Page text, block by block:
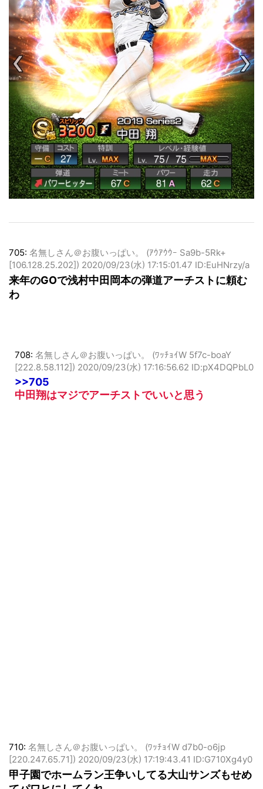
705:名無しさん＠お腹いっぱい。 (ｱｳｱｳｳｰ Sa9b-5Rk+
[106.128.25.202]) 2020/09/23(水) 17:15:01.47 ID:EuHNrzy/a
来年のGOで浅村中田岡本の弾道アーチストに頼む
708:名無しさん＠お腹いっぱい。 (ﾜｯﾁｮｲW 5f7c-boaY
[222.8.58.112])
>>705
710:名無しさん＠お腹いっぱい。 (ﾜｯﾁｮｲW d7b0-o6jp
[220.247.65.71]) 2020/09/23(水) 17:19:43.41 ID:G710Xg4y0